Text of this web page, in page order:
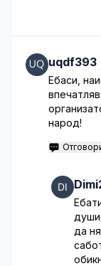
uqdf393
Ебаси,
народ!
души
да